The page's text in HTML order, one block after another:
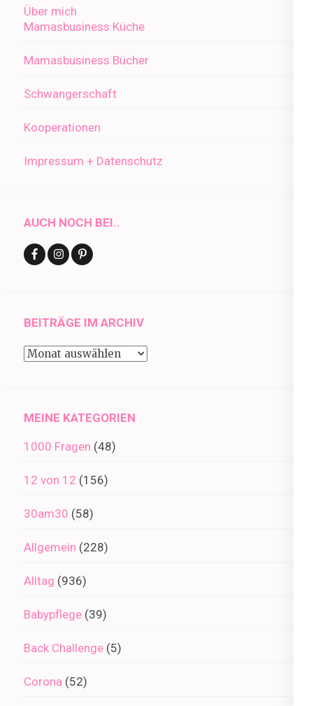
Über mich
Mamasbusiness Küche
Mamasbusiness Bücher
Schwangerschaft
Kooperationen
Impressum + Datenschutz
AUCH NOCH BEI..
BEITRÄGE IM ARCHIV
Beiträge
MEINE KATEGORIEN
1000 Fragen (48)
12 von 12 (156)
30am30 (58)
Allgemein (228)
Alltag (936)
Babypflege (39)
Back Challenge (5)
Corona (52)